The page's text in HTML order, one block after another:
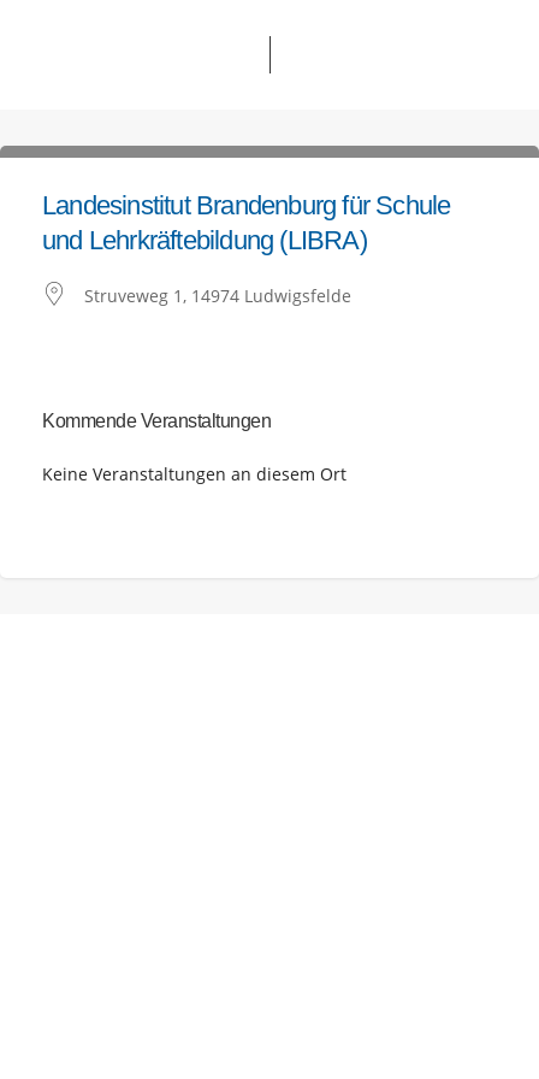
Landesinstitut Brandenburg für Schule
und Lehrkräftebildung (LIBRA)
Struveweg 1, 14974 Ludwigsfelde
Kommende Veranstaltungen
Keine Veranstaltungen an diesem Ort